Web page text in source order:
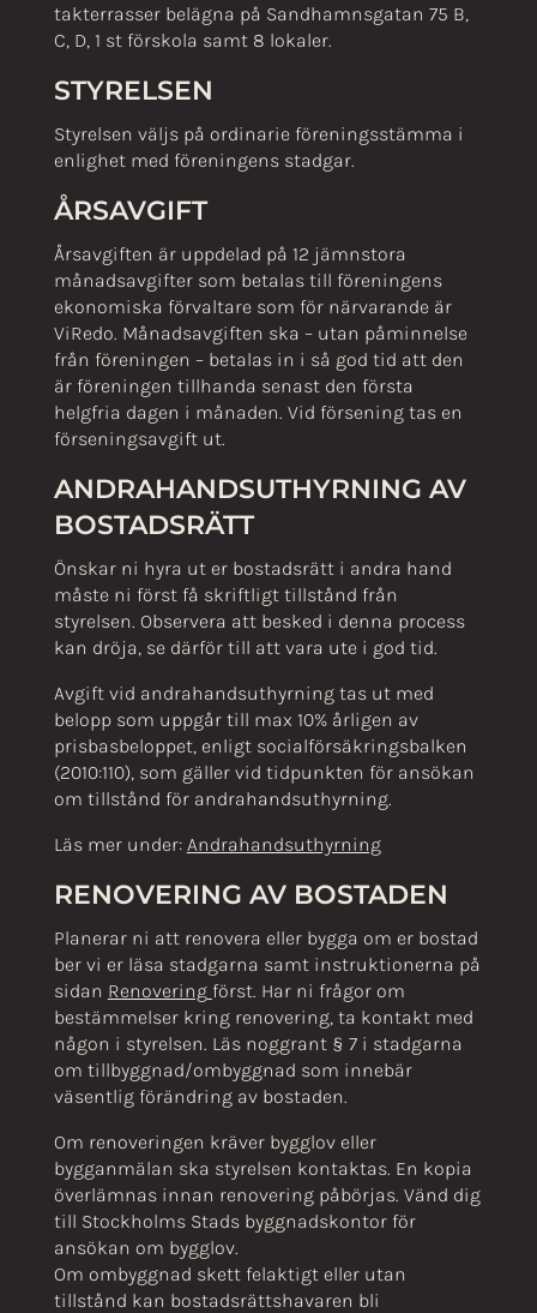
takterrasser belägna på Sandhamnsgatan 75 B,
C, D, 1 st förskola samt 8 lokaler.
STYRELSEN
Styrelsen väljs på ordinarie föreningsstämma i
enlighet med föreningens stadgar.
ÅRSAVGIFT
Årsavgiften är uppdelad på 12 jämnstora
månadsavgifter som betalas till föreningens
ekonomiska förvaltare som för närvarande är
ViRedo. Månadsavgiften ska – utan påminnelse
från föreningen – betalas in i så god tid att den
är föreningen tillhanda senast den första
helgfria dagen i månaden. Vid försening tas en
förseningsavgift ut.
ANDRAHANDSUTHYRNING AV
BOSTADSRÄTT
Önskar ni hyra ut er bostadsrätt i andra hand
måste ni först få skriftligt tillstånd från
styrelsen. Observera att besked i denna process
kan dröja, se därför till att vara ute i god tid.
Avgift vid andrahandsuthyrning tas ut med
belopp som uppgår till max 10% årligen av
prisbasbeloppet, enligt socialförsäkringsbalken
(2010:110), som gäller vid tidpunkten för ansökan
om tillstånd för andrahandsuthyrning.
Läs mer under: Andrahandsuthyrning
RENOVERING AV BOSTADEN
Planerar ni att renovera eller bygga om er bostad
ber vi er läsa stadgarna samt instruktionerna på
sidan Renovering först. Har ni frågor om
bestämmelser kring renovering, ta kontakt med
någon i styrelsen. Läs noggrant § 7 i stadgarna
om tillbyggnad/ombyggnad som innebär
väsentlig förändring av bostaden.
Om renoveringen kräver bygglov eller
bygganmälan ska styrelsen kontaktas. En kopia
överlämnas innan renovering påbörjas. Vänd dig
till Stockholms Stads byggnadskontor för
ansökan om bygglov.
Om ombyggnad skett felaktigt eller utan
tillstånd kan bostadsrättshavaren bli